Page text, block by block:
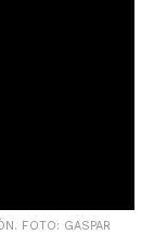
FOTO: GASPAR